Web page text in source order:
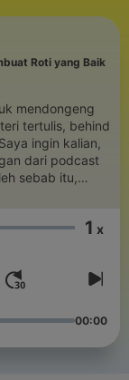
Roti yang Baik
mendongeng
tertulis, behind
dari podcast
sebab itu,
1 x
00:00